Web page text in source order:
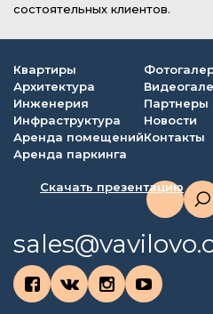
состоятельных клиентов.
Квартиры
Архитектура
Инженерия
Инфраструктура
Аренда помещений
Аренда паркинга
Партнеры
Новости
Контакты
Скачать презентацию